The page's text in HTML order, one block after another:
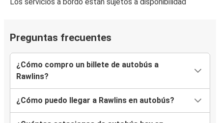
Preguntas frecuentes
¿Cómo compro un billete de autobús a
Rawlins?
¿Cómo puedo llegar a Rawlins en autobús?